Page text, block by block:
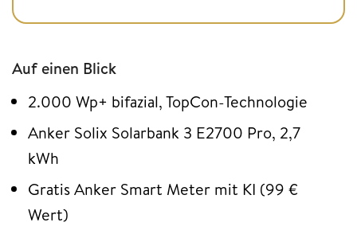
Auf einen Blick
2.000 Wp+ bifazial, TopCon-Technologie
Anker Solix Solarbank 3 E2700 Pro, 2,7
kWh
Gratis Anker Smart Meter mit KI (99 €
Wert)